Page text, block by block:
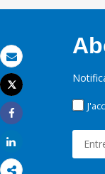
Email
Imprimer
Tweet
Share